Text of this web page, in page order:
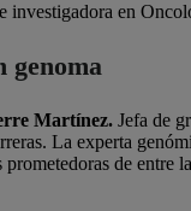
investigadora en
genoma
Martínez. Jefa de
La experta
prometedoras de entre